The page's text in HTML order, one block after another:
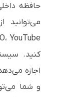
اجازه
و شما